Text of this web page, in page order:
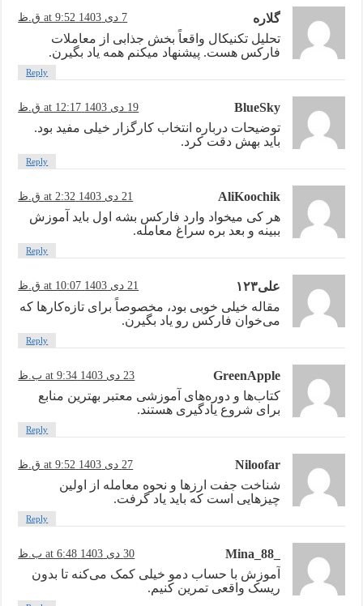
گلاره 7 دی 1403 at 9:52 ق.ظ
تحلیل تکنیکال واقعاً بخش جذابی از معاملات
فارکس هست. پیشنهاد میکنم همه یاد بگیرن.
Reply
BlueSky 19 دی 1403 at 12:17 ق.ظ
توضیحات درباره انتخاب کارگزار خیلی مفید بود.
باید بهش دقت کرد.
Reply
AliKoochik 21 دی 1403 at 2:32 ق.ظ
هر کی میخواد وارد فارکس بشه اول باید آموزش
ببینه و بعد بره سراغ معامله.
Reply
علی۱۲۳ 21 دی 1403 at 10:07 ق.ظ
مقاله خیلی خوبی بود، مخصوصاً برای تازه‌کارها که
می‌خوان فارکس رو یاد بگیرن.
Reply
GreenApple 23 دی 1403 at 9:34 ب.ظ
کتاب‌ها و دوره‌های آموزشی معتبر بهترین منابع
برای شروع یادگیری هستند.
Reply
Niloofar 27 دی 1403 at 9:52 ق.ظ
شناخت جفت ارزها و نحوه معامله از اولین
چیزهایی است که باید یاد گرفت.
Reply
_Mina_88 30 دی 1403 at 6:48 ب.ظ
آموزش با حساب دمو خیلی کمک می‌کنه تا بدون
ریسک واقعی تمرین کنیم.